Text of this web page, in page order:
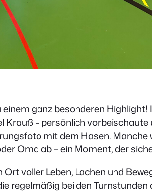
ganz besonderen
Krauß – persönlich
mit dem Hasen.
Oma ab – ein Moment, der
voller Leben, Lachen und
regelmäßig bei den